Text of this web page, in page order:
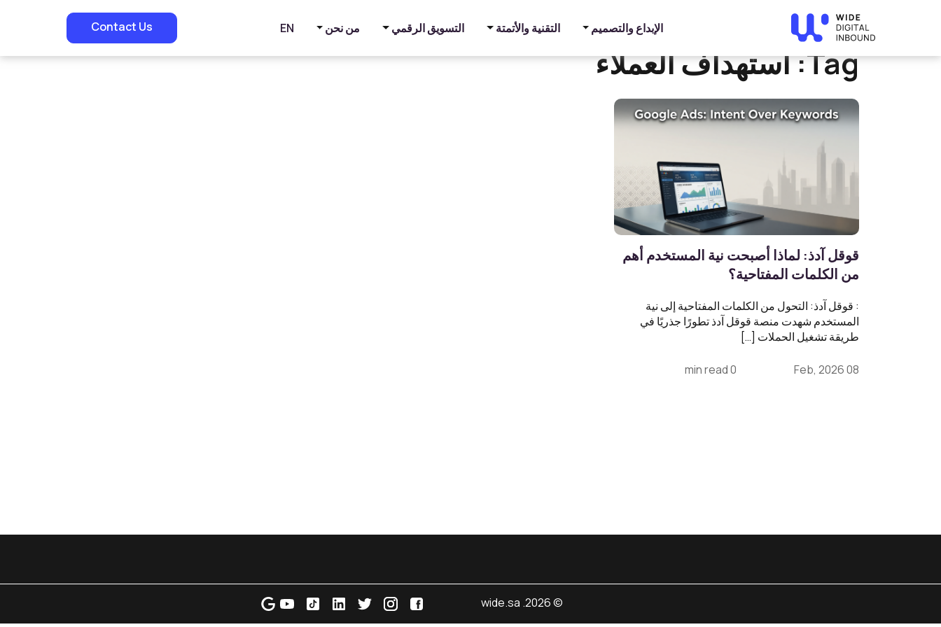
الإبداع والتصميم التقنية والأتمتة التسويق الرقمي من نحن EN
Contact Us Home
» استهداف العملاء
Tag: استهداف العملاء
قوقل آدذ: لماذا أصبحت نية المستخدم أهم
من الكلمات المفتاحية؟
: قوقل آدذ: التحول من الكلمات المفتاحية إلى نية
المستخدم شهدت منصة قوقل آدذ تطورًا جذريًا في
طريقة تشغيل الحملات […]
08 Feb, 2026
0 min read
© 2026. wide.sa